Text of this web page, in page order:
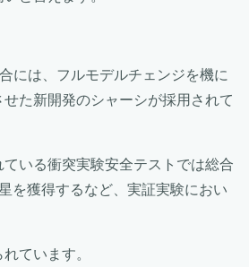
には、フルモデルチェンジを機に
た新開発のシャーシが採用されて
いる衝突実験安全テストでは総合
を獲得するなど、実証実験におい
ています。